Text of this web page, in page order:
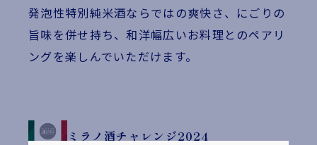
発泡性特別純米酒ならではの爽快さ、にごりの
旨味を併せ持ち、和洋幅広いお料理とのペアリ
ングを楽しんでいただけます。
ミラノ酒チャレンジ2024